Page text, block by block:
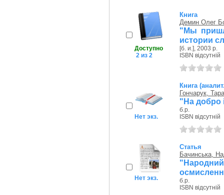
Доступно
2 из 2
Книга
Демин Олег
"Мы
истории
[б. и.], 2003 р.
ISBN відсутній
Нет экз.
Книга
Гончарук,
"На добро
б.р.
ISBN відсутній
Нет экз.
Статья
Бачинська,
б.р.
ISBN відсутній